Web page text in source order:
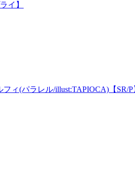
イ】
フィ(パラレル/illust:TAPIOCA)【SR/